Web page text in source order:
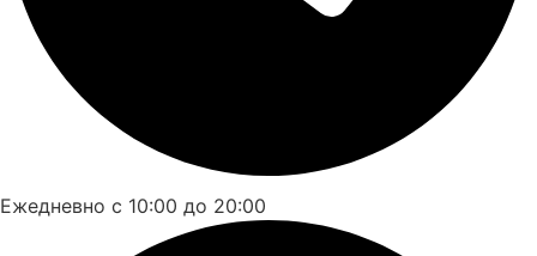
Ежедневно с 10:00 до 20:00